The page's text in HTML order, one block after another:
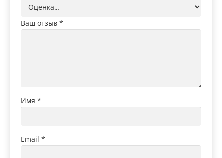
Ваш отзыв *
Имя *
Email *